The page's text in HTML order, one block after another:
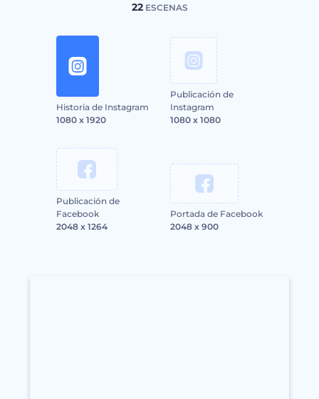
22ESCENAS
Historia de Instagram
1080 x 1920
Publicación de
Instagram
1080 x 1080
Publicación de
Facebook
2048 x 1264
Portada de Facebook
2048 x 900